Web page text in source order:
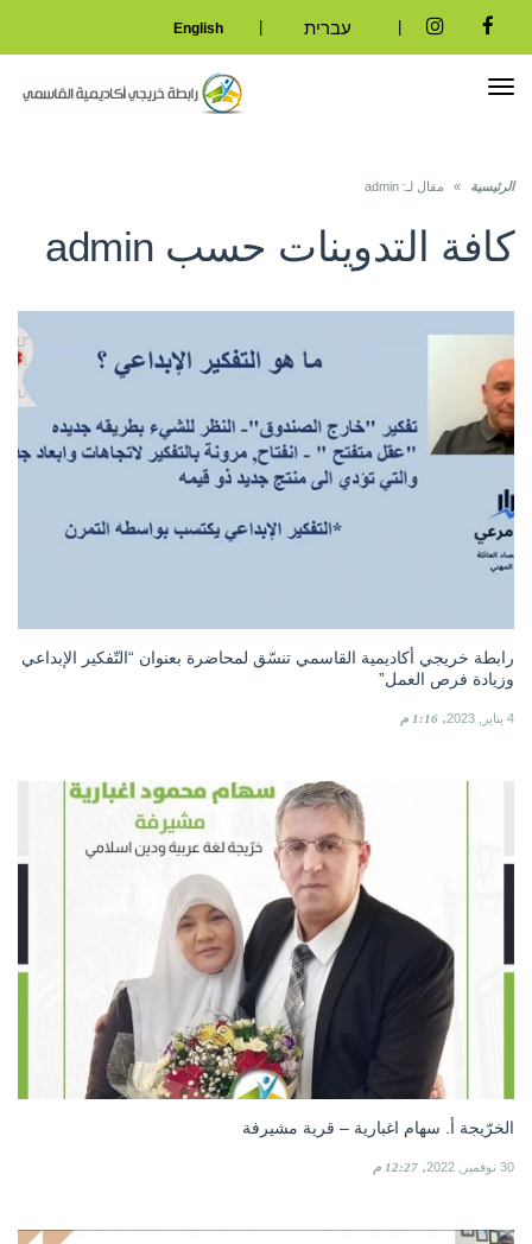
Facebook
Instagram
עברית English
تبديل
الرئيسية » مقال لـ: admin
كافة التدوينات حسب admin
رابطة خريجي أكاديمية القاسمي تنسّق لمحاضرة بعنوان “التّفكير الإبداعي
وزيادة فرص العمل”
4 يناير, 2023 1:16 م
الخرّيجة أ. سهام اغبارية – قرية مشيرفة
30 نوفمبر, 2022 12:27 م